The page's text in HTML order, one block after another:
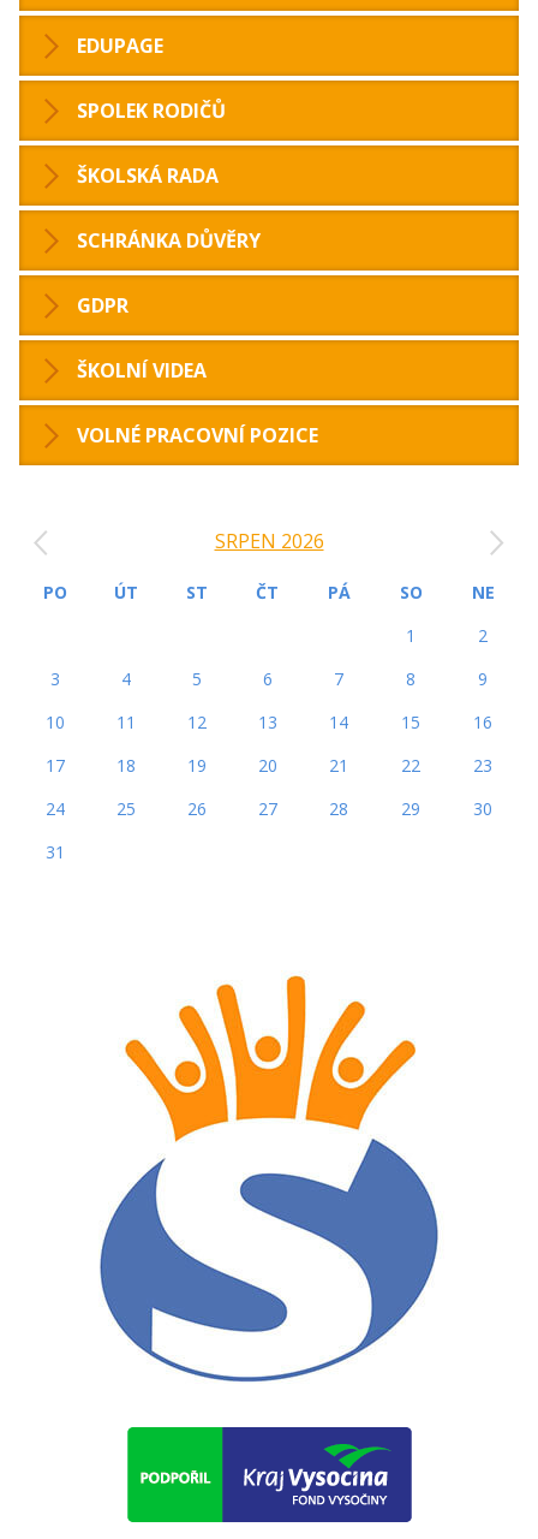
EDUPAGE
SPOLEK RODIČŮ
ŠKOLSKÁ RADA
SCHRÁNKA DŮVĚRY
GDPR
ŠKOLNÍ VIDEA
VOLNÉ PRACOVNÍ POZICE
SRPEN 2026
PO ÚT ST ČT PÁ SO
NE
1
2
3
4 5 6 7 8
9
10
11 12 13 14 15
16
17
18 19 20 21 22
23
24
25 26 27 28 29
30
31